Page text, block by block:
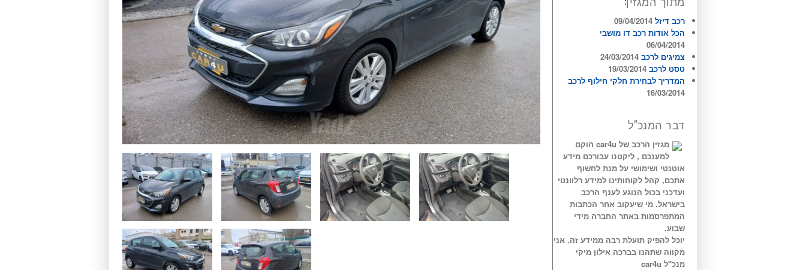
רכב דיזל 09/04/2014
הכל אודות רכב דו מושבי
06/04/2014
צמיגים לרכב 24/03/2014
טסט לרכב 19/03/2014
המדריך לבחירת חלקי חילוף לרכב
16/03/2014
דבר המנכ"ל
מגזין הרכב של car4u הוקם
למענכם , ליקטנו עבורכם מידע
אוטנטי ושימושי על מנת לחשוף
אתכם, קהל לקוחותינו למידע רלוונטי
ועדכני בכול הנוגע לענף הרכב
בישראל. מי שיעקוב אחר הכתבות
המתפרסמות באתר החברה מידי
שבוע,
יוכל להפיק תועלת רבה ממידע זה. אני
מקווה שתהנו בברכה אילון מיקי
מנכ"ל car4u